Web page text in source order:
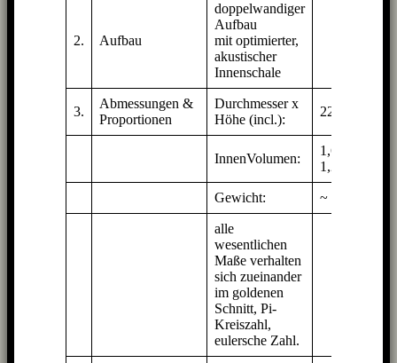
2. Aufbau
doppelwandiger
Aufbau
mit optimierter,
akustischer
Innenschale
3.
Abmessungen &
Proportionen
Durchmesser x
Höhe (incl.):
22 x 50 cm
InnenVolumen:
1,6 lit brutto /
1,2 lit netto
Gewicht: ~ 2,1 kg
alle
wesentlichen
Maße verhalten
sich zueinander
im goldenen
Schnitt, Pi-
Kreiszahl,
eulersche Zahl.